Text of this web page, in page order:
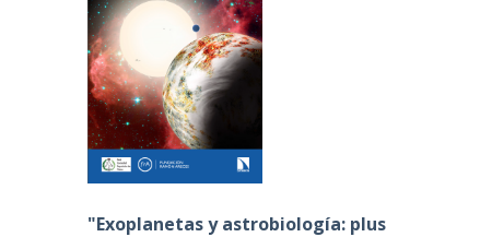
"Exoplanetas y astrobiología: plus